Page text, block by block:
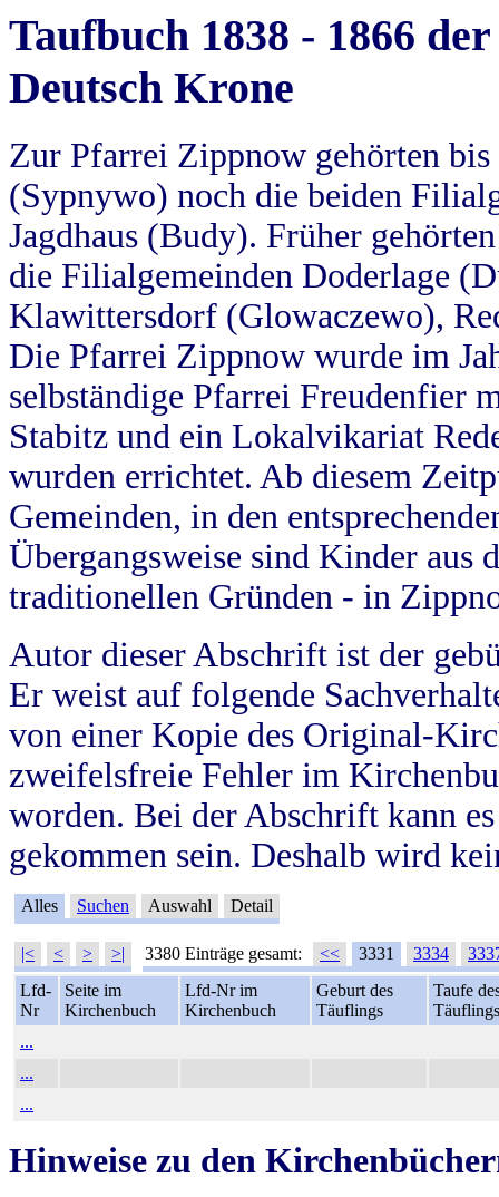
Taufbuch 1838 - 1866
Deutsch Krone
Zur Pfarrei Zippnow gehörten
(Sypnywo) noch die beiden
Jagdhaus (Budy). Früher
die Filialgemeinden Doderlage
Klawittersdorf (Glowaczewo),
Die Pfarrei Zippnow wurde im
selbständige Pfarrei Freudenfier
Stabitz und ein Lokalvikariat
wurden errichtet. Ab diesem
Gemeinden, in den
Übergangsweise sind Kinder aus
traditionellen Gründen - in
Autor dieser Abschrift ist der
Er weist auf folgende
von einer Kopie des Original-
zweifelsfreie Fehler im
worden. Bei der Abschrift kann
gekommen sein. Deshalb wird
Alles Suchen Auswahl Detail
|< < > >| 3380 Einträge gesamt: << 3331 3334
Lfd-
Nr
Seite im
Kirchenbuch
Lfd-Nr im
Kirchenbuch
Geburt des
Täuflings
Taufe
Täuflings
...
...
...
Hinweise zu den